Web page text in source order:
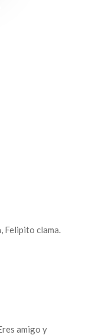
Felipito clama.
amigo y